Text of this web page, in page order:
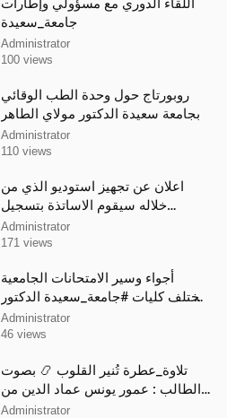
اللقاء الدوري مع مسؤولي وإطارات
جامعة_سعيدة
Administrator
100 views
روبورتاج حول وحدة الطب الوقائي
بجامعة سعيدة الدكتور مولاي الطاهر
Administrator
110 views
اعلان عن تجهيز استوديو الذي من
خلاله سيقوم الاساتذة بتسجيل
الدروس والمحاضرات عبر تقنية
الفيديو
Administrator
171 views
أجواء وسير الامتحانات الجامعية
بمختلف كليات #جامعة_سعيدة الدكتور
مولاي الطاهر
Administrator
46 views
تلاوة_عطرة تُنير القلوب 📿 بصوت
الطالب : عمور يونس عماد الدين من
#كلية_الرياضيات_والاعلام_الآلي
Administrator